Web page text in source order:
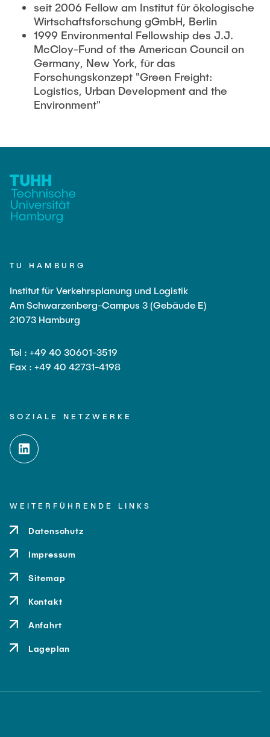
seit 2006 Fellow am Institut für ökologische
Wirtschaftsforschung gGmbH, Berlin
1999 Environmental Fellowship des J.J.
McCloy-Fund of the American Council on
Germany, New York, für das
Forschungskonzept "Green Freight:
Logistics, Urban Development and the
Environment"
TU HAMBURG
Institut für Verkehrsplanung und Logistik
Am Schwarzenberg-Campus 3 (Gebäude E)
21073 Hamburg
Tel : +49 40 30601-3519
Fax : +49 40 42731-4198
SOZIALE NETZWERKE
WEITERFÜHRENDE LINKS
Datenschutz
Impressum
Sitemap
Kontakt
Anfahrt
Lageplan